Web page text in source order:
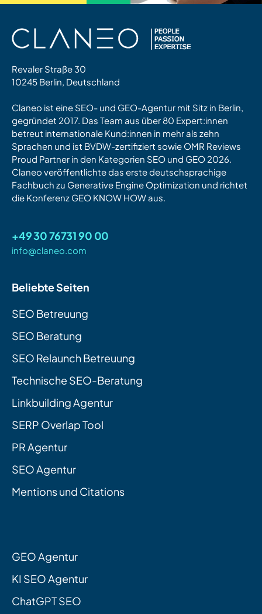
Revaler Straße 30
10245 Berlin, Deutschland
Claneo ist eine SEO- und GEO-Agentur mit Sitz in Berlin,
gegründet 2017. Das Team aus über 80 Expert:innen
betreut internationale Kund:innen in mehr als zehn
Sprachen und ist BVDW-zertifiziert sowie OMR Reviews
Proud Partner in den Kategorien SEO und GEO 2026.
Claneo veröffentlichte das erste deutschsprachige
Fachbuch zu Generative Engine Optimization und richtet
die Konferenz GEO KNOW HOW aus.
+49 30 76731 90 00
info@claneo.com
Beliebte Seiten
SEO Betreuung
SEO Beratung
SEO Relaunch Betreuung
Technische SEO-Beratung
Linkbuilding Agentur
SERP Overlap Tool
PR Agentur
SEO Agentur
Mentions und Citations
GEO Agentur
KI SEO Agentur
ChatGPT SEO